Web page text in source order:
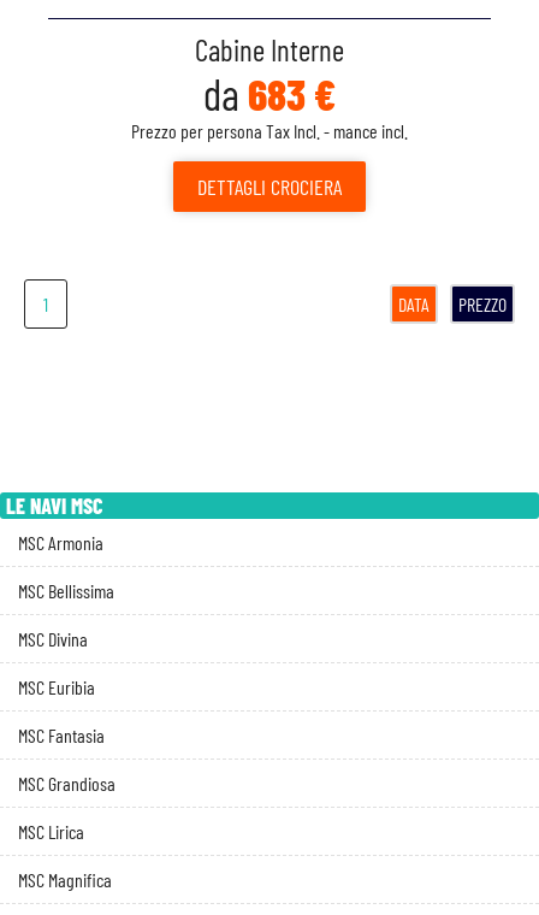
Cabine Interne
da 683 €
Prezzo per persona Tax Incl. - mance incl.
DETTAGLI CROCIERA
1 DATA PREZZO
LE NAVI MSC
MSC Armonia
MSC Bellissima
MSC Divina
MSC Euribia
MSC Fantasia
MSC Grandiosa
MSC Lirica
MSC Magnifica